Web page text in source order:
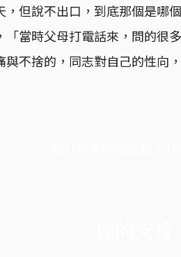
，但說不出口，到底那個是
「當時父母打電話來，問的很
與不捨的，同志對自己的性向